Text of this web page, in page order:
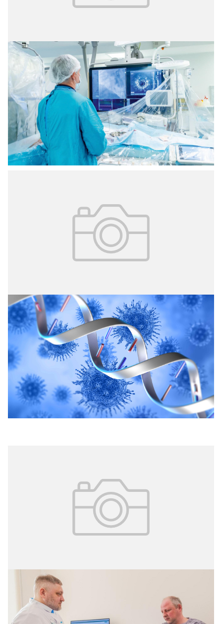
06.04.2026 № 12 (410)
Высокие технологии для здоровья
За пять лет объём высоко-технологичного лечения в
Москве вырос почти на 50%. Инновационные
возможности медицины доступны как взрослым, так и
детям. Об этом мэр Москвы Сергей Собянин рассказал
в мессенджере MAX.
06.04.2026 № 12 (410)
Борьба с инфекциями
8 апреля на цифровой платформе «Московская
медицина. Мероприятия» состоится научно-
практическая конференция «Внутрибольничные
инфекции в медицинских учреждениях различного
профиля, риски, профилактика, лечение
осложнений».
06.04.2026 № 12 (410)
Умная госпитализация
В столице запустили проект «Умная госпитализация»